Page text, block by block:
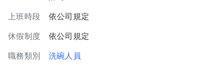
上班時段 依公司規定
休假制度 依公司規定
職務類別 洗碗人員